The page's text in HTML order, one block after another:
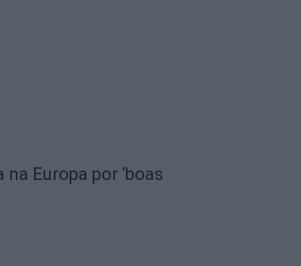
Europa por ‘boas